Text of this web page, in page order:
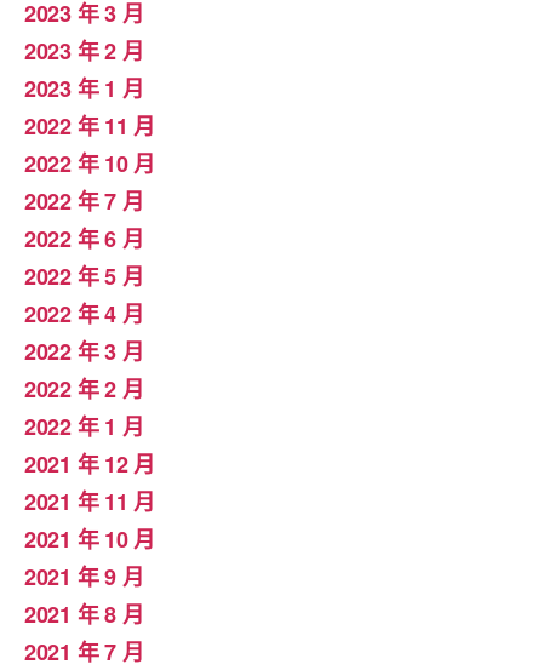
2023 年 3 月
2023 年 2 月
2023 年 1 月
2022 年 11 月
2022 年 10 月
2022 年 7 月
2022 年 6 月
2022 年 5 月
2022 年 4 月
2022 年 3 月
2022 年 2 月
2022 年 1 月
2021 年 12 月
2021 年 11 月
2021 年 10 月
2021 年 9 月
2021 年 8 月
2021 年 7 月